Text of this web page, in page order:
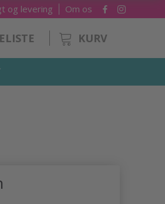
Om os
og levering
KURV